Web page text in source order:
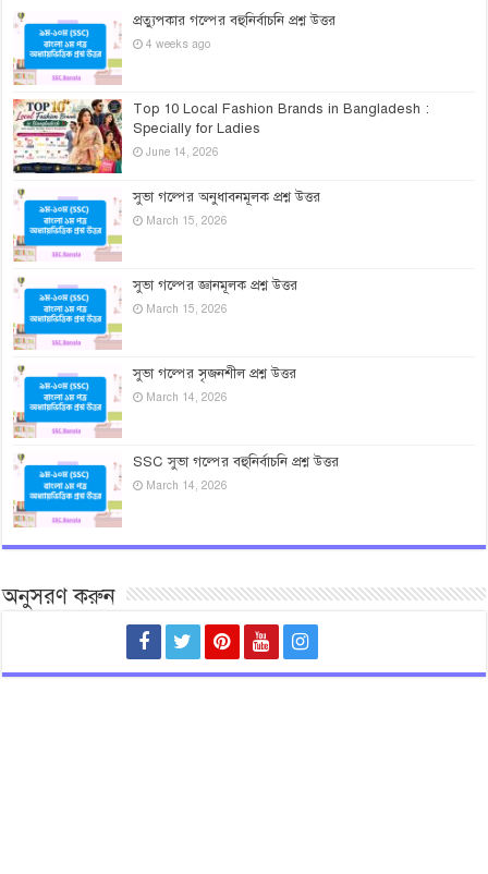
প্রত্যুপকার গল্পের বহুনির্বাচনি প্রশ্ন উত্তর
4 weeks ago
Top 10 Local Fashion Brands in Bangladesh :
Specially for Ladies
June 14, 2026
সুভা গল্পের অনুধাবনমূলক প্রশ্ন উত্তর
March 15, 2026
সুভা গল্পের জ্ঞানমূলক প্রশ্ন উত্তর
March 15, 2026
সুভা গল্পের সৃজনশীল প্রশ্ন উত্তর
March 14, 2026
SSC সুভা গল্পের বহুনির্বাচনি প্রশ্ন উত্তর
March 14, 2026
অনুসরণ করুন